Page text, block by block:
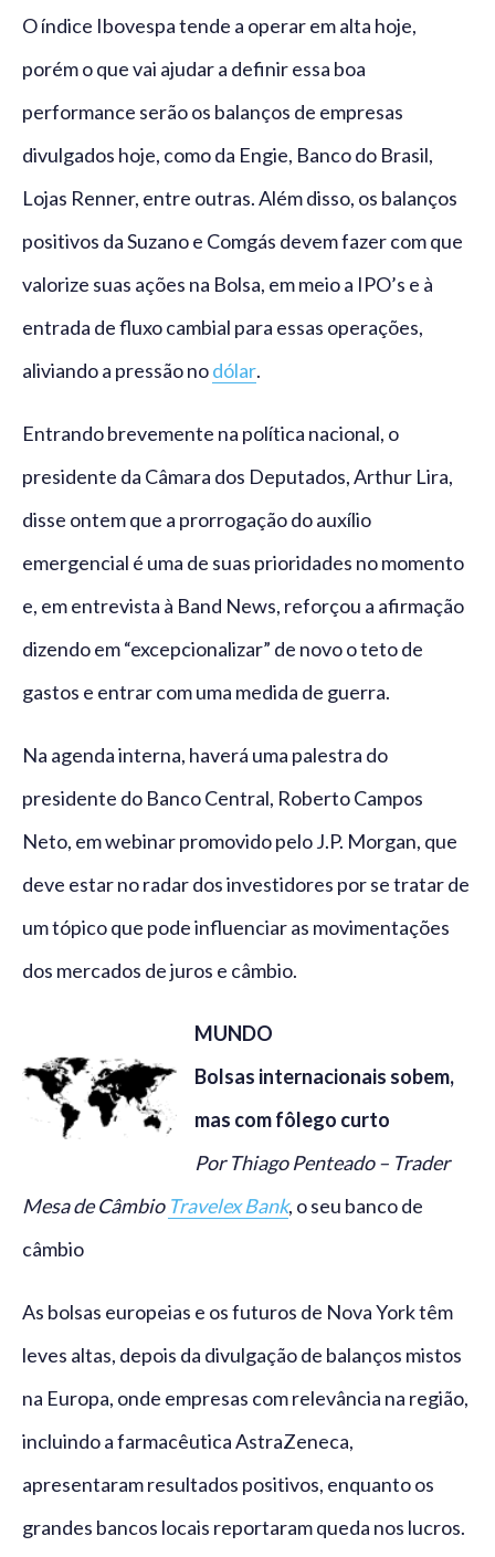
O índice Ibovespa tende a operar em alta hoje,
porém o que vai ajudar a definir essa boa
performance serão os balanços de empresas
divulgados hoje, como da Engie, Banco do Brasil,
Lojas Renner, entre outras. Além disso, os balanços
positivos da Suzano e Comgás devem fazer com que
valorize suas ações na Bolsa, em meio a IPO’s e à
entrada de fluxo cambial para essas operações,
aliviando a pressão nodólar.
Entrando brevemente na política nacional, o
presidente da Câmara dos Deputados, Arthur Lira,
disse ontem que a prorrogação do auxílio
emergencial é uma de suas prioridades no momento
e, em entrevista à Band News, reforçou a afirmação
dizendo em “excepcionalizar” de novo o teto de
gastos e entrar com uma medida de guerra.
Na agenda interna, haverá uma palestra do
presidente do Banco Central, Roberto Campos
Neto, em webinar promovido pelo J.P. Morgan, que
deve estar no radar dos investidores por se tratar de
um tópico que pode influenciar as movimentações
dos mercados de juros e câmbio.
MUNDO
Bolsas internacionais sobem,
mas com fôlego curto
Por Thiago Penteado – Trader
Mesa de Câmbio Travelex Bank, o seu banco de
câmbio
As bolsas europeias e os futuros de Nova York têm
leves altas, depois da divulgação de balanços mistos
na Europa, onde empresas com relevância na região,
incluindo a farmacêutica AstraZeneca,
apresentaram resultados positivos, enquanto os
grandes bancos locais reportaram queda nos lucros.